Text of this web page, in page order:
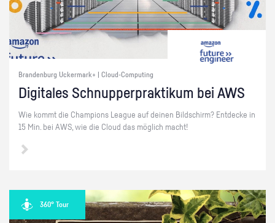
Brandenburg Uckermark+ | Cloud-Computing
Di­gi­ta­les Schnup­per­prak­ti­kum bei AWS
Wie kommt die Cham­pi­ons Le­ague auf dei­nen Bild­schirm? Ent­de­cke in
15 Min. bei AWS, wie die Cloud das mög­lich macht!
360° Tour